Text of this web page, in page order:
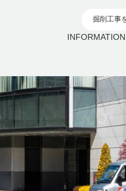
掘削工事
INFORMATION